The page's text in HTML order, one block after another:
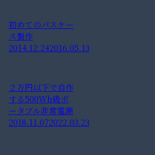
初めてのパスケー
ス製作
2014.12.242016.05.13
２万円以下で自作
する500Wh級ポ
ータブル非常電源
2018.11.072022.03.23